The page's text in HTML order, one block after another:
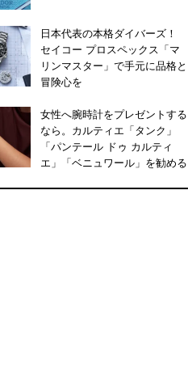
日本代表の本格ダイバーズ！
セイコー プロスペックス「マ
リンマスター」で手元に品格と
冒険心を
女性へ腕時計をプレゼントする
なら。カルティエ「タンク」
「パンテール ドゥ カルティ
エ」「ベニュワール」を勧める